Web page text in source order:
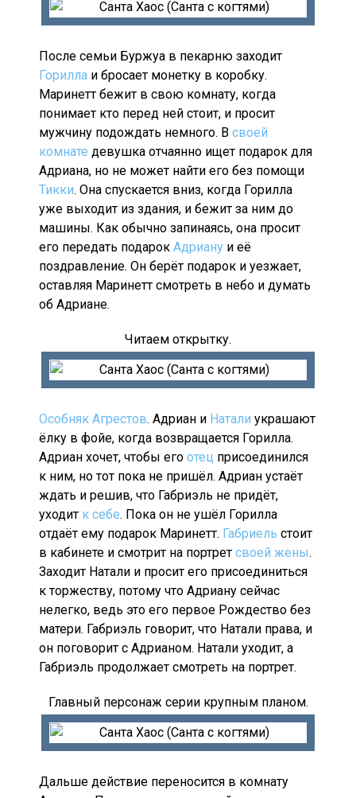
После семьи Буржуа в пекарню заходит
Горилла и бросает монетку в коробку.
Маринетт бежит в свою комнату, когда
понимает кто перед ней стоит, и просит
мужчину подождать немного. В своей
комнате девушка отчаянно ищет подарок для
Адриана, но не может найти его без помощи
Тикки. Она спускается вниз, когда Горилла
уже выходит из здания, и бежит за ним до
машины. Как обычно запинаясь, она просит
его передать подарок Адриану и её
поздравление. Он берёт подарок и уезжает,
оставляя Маринетт смотреть в небо и думать
об Адриане.
Читаем открытку.
Особняк Агрестов. Адриан и Натали украшают
ёлку в фойе, когда возвращается Горилла.
Адриан хочет, чтобы его отец присоединился
к ним, но тот пока не пришёл. Адриан устаёт
ждать и решив, что Габриэль не придёт,
уходит к себе. Пока он не ушёл Горилла
отдаёт ему подарок Маринетт. Габриель стоит
в кабинете и смотрит на портрет своей жены.
Заходит Натали и просит его присоединиться
к торжеству, потому что Адриану сейчас
нелегко, ведь это его первое Рождество без
матери. Габриэль говорит, что Натали права, и
он поговорит с Адрианом. Натали уходит, а
Габриэль продолжает смотреть на портрет.
Главный персонаж серии крупным планом.
Дальше действие переносится в комнату